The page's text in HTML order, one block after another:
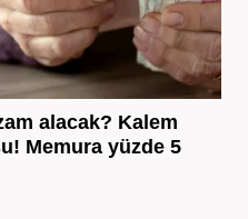
alacak? Kalem
Memura yüzde 5